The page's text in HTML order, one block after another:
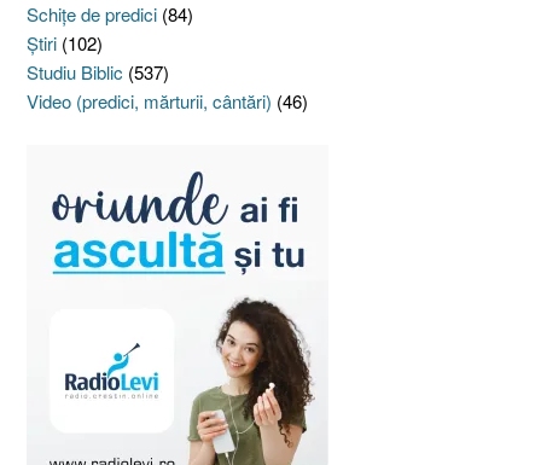
Schiţe de predici (84)
Ştiri (102)
Studiu Biblic (537)
Video (predici, mărturii, cântări) (46)